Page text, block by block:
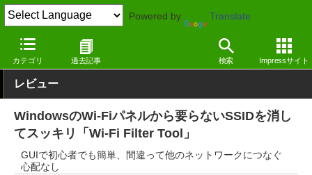
Powered by Translate
カテゴリ 過去記事 検索 Impressサイト
窓の杜 インターネット Windows
レビュー
WindowsのWi-Fiパネルから要らないSSIDを消し
てスッキリ「Wi-Fi Filter Tool」
GUIで初心者でも簡単、間違って他のネットワークにつなぐ
心配なし